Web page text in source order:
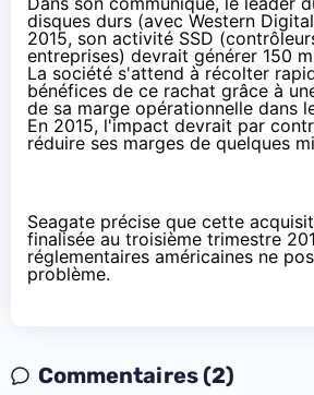
disques durs (avec Western
2015, son activité SSD
entreprises) devrait générer 150
La société s'attend à récolter
bénéfices de ce rachat grâce à
de sa marge opérationnelle dans
En 2015, l'impact devrait par
réduire ses marges de quelques
Seagate précise que cette
finalisée au troisième trimestre
réglementaires américaines ne
problème.
Commentaires (2)